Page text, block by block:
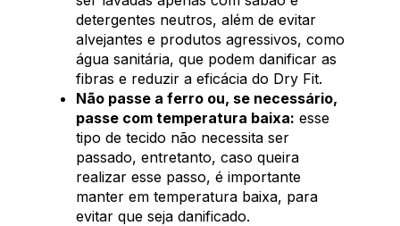
detergentes neutros, além de evitar
alvejantes e produtos agressivos, como
água sanitária, que podem danificar as
fibras e reduzir a eficácia do Dry Fit.
Não passe a ferro ou, se necessário,
passe com temperatura baixa: esse
tipo de tecido não necessita ser
passado, entretanto, caso queira
realizar esse passo, é importante
manter em temperatura baixa, para
evitar que seja danificado.